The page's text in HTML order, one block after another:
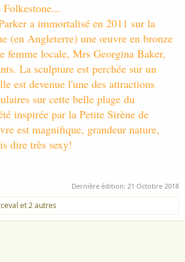
a immortalisé en 2011 sur la
(en Angleterre) une œuvre en bronze
femme locale, Mrs Georgina Baker,
La sculpture est perchée sur un
est devenue l'une des attractions
sur cette belle plage du
inspirée par la Petite Sirène de
est magnifique, grandeur nature,
dire très sexy!
Dernière édition: 21 Octobre 2018
et 2 autres